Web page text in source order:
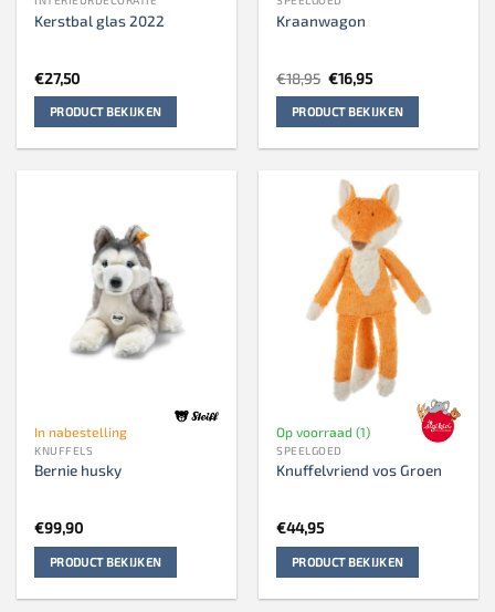
Kerstbal glas 2022
€27,50
PRODUCT BEKIJKEN
Kraanwagon
€18,95 Oorspronkelijke
prijs
was:
€18,95.
€16,95Huidige
is:
€16,95.
PRODUCT BEKIJKEN
In nabestelling
KNUFFELS
Bernie husky
€99,90
PRODUCT BEKIJKEN
Op voorraad (1)
SPEELGOED
Knuffelvriend vos Groen
€44,95
PRODUCT BEKIJKEN